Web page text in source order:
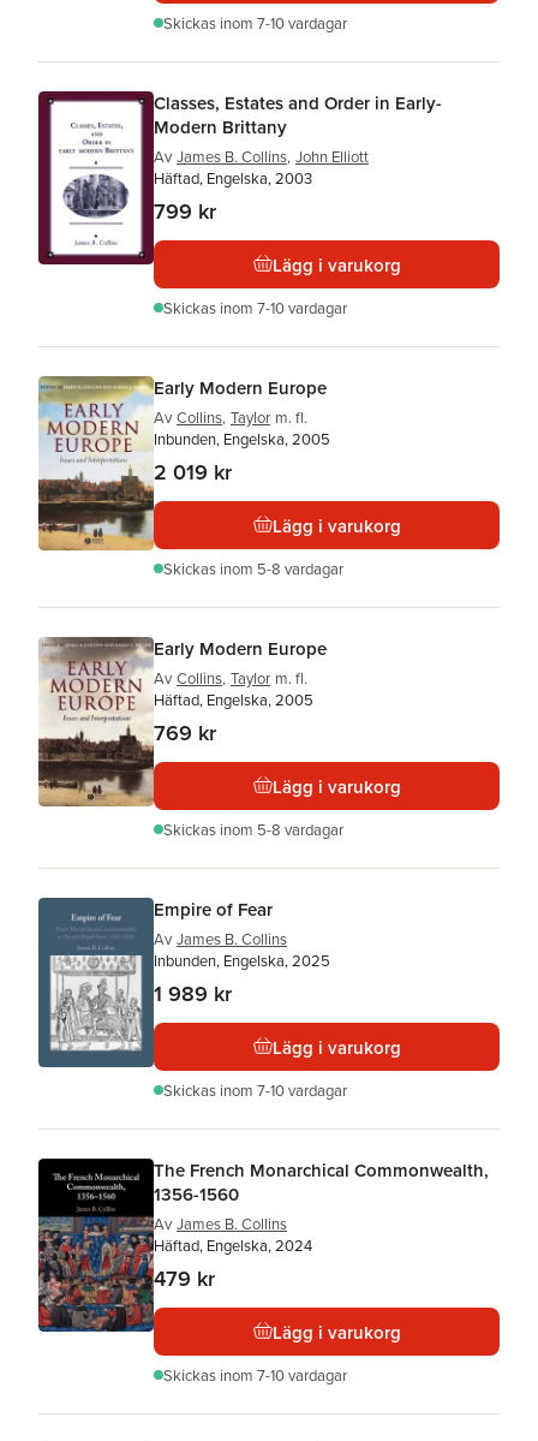
Skickas inom 7-10 vardagar
Classes, Estates and Order in Early-
Modern Brittany
Av James B. Collins, John Elliott
Häftad, Engelska, 2003
799 kr
Lägg i varukorg
Skickas inom 7-10 vardagar
Early Modern Europe
Av Collins, Taylor m. fl.
Inbunden, Engelska, 2005
2 019 kr
Lägg i varukorg
Skickas inom 5-8 vardagar
Early Modern Europe
Av Collins, Taylor m. fl.
Häftad, Engelska, 2005
769 kr
Lägg i varukorg
Skickas inom 5-8 vardagar
Empire of Fear
Av James B. Collins
Inbunden, Engelska, 2025
1 989 kr
Lägg i varukorg
Skickas inom 7-10 vardagar
The French Monarchical Commonwealth,
1356-1560
Av James B. Collins
Häftad, Engelska, 2024
479 kr
Lägg i varukorg
Skickas inom 7-10 vardagar